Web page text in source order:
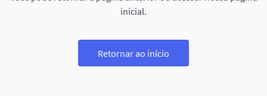
inicial.
Retornar ao início